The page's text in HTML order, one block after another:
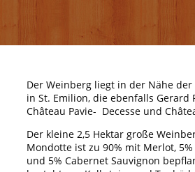
Der Weinberg liegt in der Nähe
in St. Emilion, die ebenfalls Gerard
Château Pavie- Decesse und
Der kleine 2,5 Hektar große
Mondotte ist zu 90% mit Merlot,
und 5% Cabernet Sauvignon